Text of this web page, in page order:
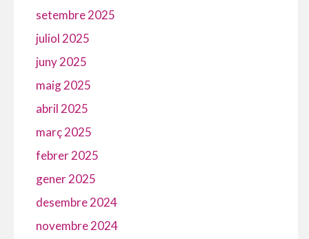
setembre 2025
juliol 2025
juny 2025
maig 2025
abril 2025
març 2025
febrer 2025
gener 2025
desembre 2024
novembre 2024